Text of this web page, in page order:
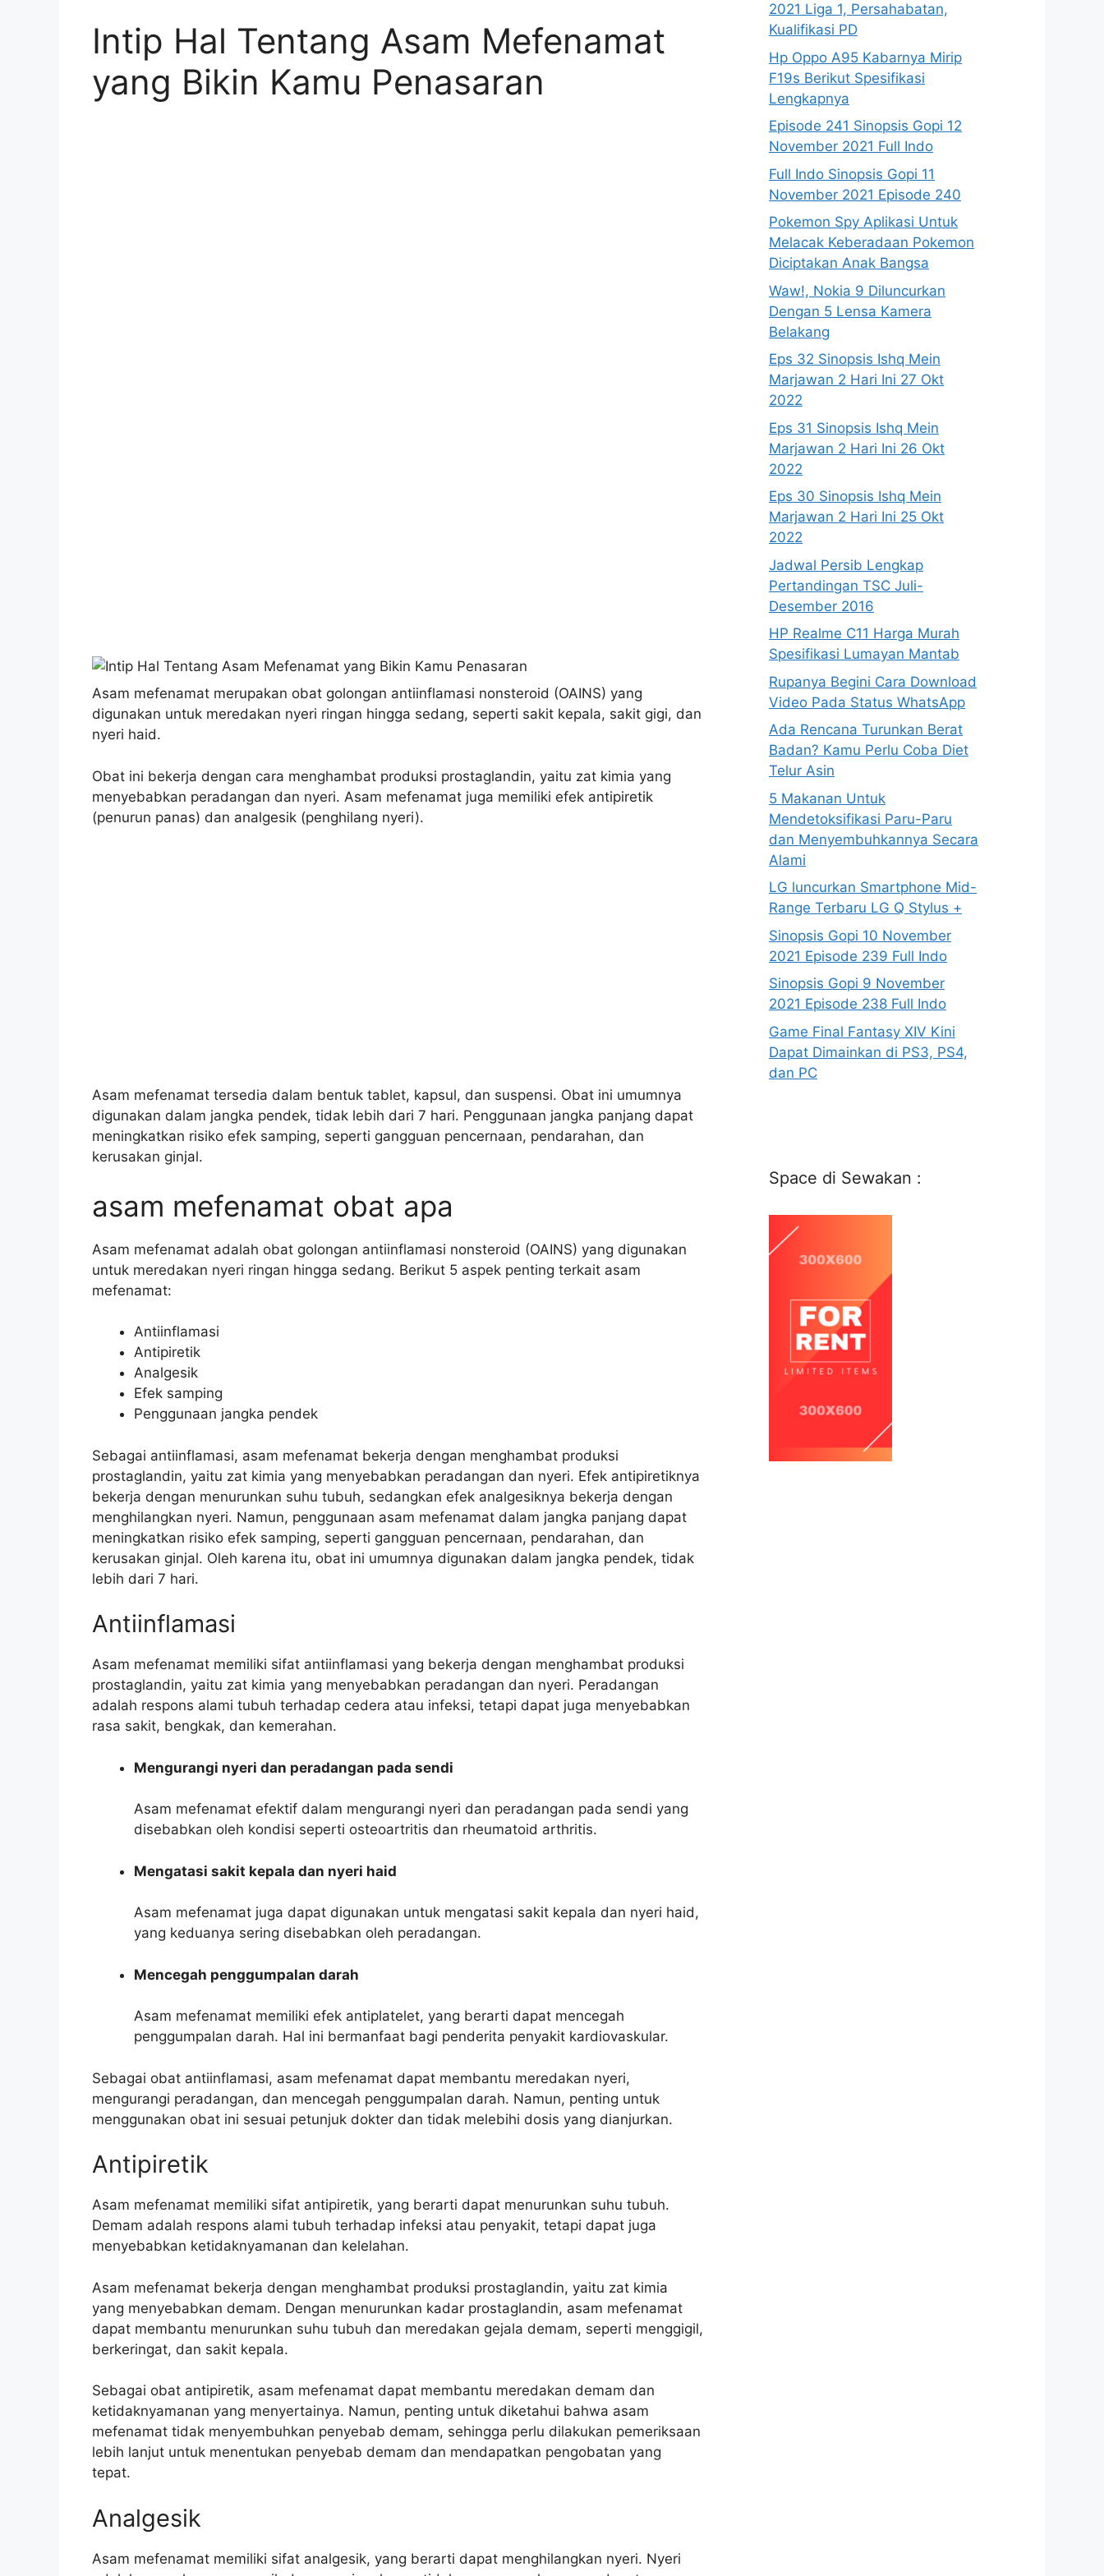
Intip Hal Tentang Asam Mefenamat
yang Bikin Kamu Penasaran
Asam mefenamat merupakan obat golongan antiinflamasi nonsteroid (OAINS) yang
digunakan untuk meredakan nyeri ringan hingga sedang, seperti sakit kepala, sakit gigi, dan
nyeri haid.
Obat ini bekerja dengan cara menghambat produksi prostaglandin, yaitu zat kimia yang
menyebabkan peradangan dan nyeri. Asam mefenamat juga memiliki efek antipiretik
(penurun panas) dan analgesik (penghilang nyeri).
Asam mefenamat tersedia dalam bentuk tablet, kapsul, dan suspensi. Obat ini umumnya
digunakan dalam jangka pendek, tidak lebih dari 7 hari. Penggunaan jangka panjang dapat
meningkatkan risiko efek samping, seperti gangguan pencernaan, pendarahan, dan
kerusakan ginjal.
asam mefenamat obat apa
Asam mefenamat adalah obat golongan antiinflamasi nonsteroid (OAINS) yang digunakan
untuk meredakan nyeri ringan hingga sedang. Berikut 5 aspek penting terkait asam
mefenamat:
Antiinflamasi
Antipiretik
Analgesik
Efek samping
Penggunaan jangka pendek
Sebagai antiinflamasi, asam mefenamat bekerja dengan menghambat produksi
prostaglandin, yaitu zat kimia yang menyebabkan peradangan dan nyeri. Efek antipiretiknya
bekerja dengan menurunkan suhu tubuh, sedangkan efek analgesiknya bekerja dengan
menghilangkan nyeri. Namun, penggunaan asam mefenamat dalam jangka panjang dapat
meningkatkan risiko efek samping, seperti gangguan pencernaan, pendarahan, dan
kerusakan ginjal. Oleh karena itu, obat ini umumnya digunakan dalam jangka pendek, tidak
lebih dari 7 hari.
Antiinflamasi
Asam mefenamat memiliki sifat antiinflamasi yang bekerja dengan menghambat produksi
prostaglandin, yaitu zat kimia yang menyebabkan peradangan dan nyeri. Peradangan
adalah respons alami tubuh terhadap cedera atau infeksi, tetapi dapat juga menyebabkan
rasa sakit, bengkak, dan kemerahan.
Mengurangi nyeri dan peradangan pada sendi
Asam mefenamat efektif dalam mengurangi nyeri dan peradangan pada sendi yang
disebabkan oleh kondisi seperti osteoartritis dan rheumatoid arthritis.
Mengatasi sakit kepala dan nyeri haid
Asam mefenamat juga dapat digunakan untuk mengatasi sakit kepala dan nyeri haid,
yang keduanya sering disebabkan oleh peradangan.
Mencegah penggumpalan darah
Asam mefenamat memiliki efek antiplatelet, yang berarti dapat mencegah
penggumpalan darah. Hal ini bermanfaat bagi penderita penyakit kardiovaskular.
Sebagai obat antiinflamasi, asam mefenamat dapat membantu meredakan nyeri,
mengurangi peradangan, dan mencegah penggumpalan darah. Namun, penting untuk
menggunakan obat ini sesuai petunjuk dokter dan tidak melebihi dosis yang dianjurkan.
Antipiretik
Asam mefenamat memiliki sifat antipiretik, yang berarti dapat menurunkan suhu tubuh.
Demam adalah respons alami tubuh terhadap infeksi atau penyakit, tetapi dapat juga
menyebabkan ketidaknyamanan dan kelelahan.
Asam mefenamat bekerja dengan menghambat produksi prostaglandin, yaitu zat kimia
yang menyebabkan demam. Dengan menurunkan kadar prostaglandin, asam mefenamat
dapat membantu menurunkan suhu tubuh dan meredakan gejala demam, seperti menggigil,
berkeringat, dan sakit kepala.
Sebagai obat antipiretik, asam mefenamat dapat membantu meredakan demam dan
ketidaknyamanan yang menyertainya. Namun, penting untuk diketahui bahwa asam
mefenamat tidak menyembuhkan penyebab demam, sehingga perlu dilakukan pemeriksaan
lebih lanjut untuk menentukan penyebab demam dan mendapatkan pengobatan yang
tepat.
Analgesik
Asam mefenamat memiliki sifat analgesik, yang berarti dapat menghilangkan nyeri. Nyeri
2021 Liga 1, Persahabatan,
Kualifikasi PD
Hp Oppo A95 Kabarnya Mirip
F19s Berikut Spesifikasi
Lengkapnya
Episode 241 Sinopsis Gopi 12
November 2021 Full Indo
Full Indo Sinopsis Gopi 11
November 2021 Episode 240
Pokemon Spy Aplikasi Untuk
Melacak Keberadaan Pokemon
Diciptakan Anak Bangsa
Waw!, Nokia 9 Diluncurkan
Dengan 5 Lensa Kamera
Belakang
Eps 32 Sinopsis Ishq Mein
Marjawan 2 Hari Ini 27 Okt
2022
Eps 31 Sinopsis Ishq Mein
Marjawan 2 Hari Ini 26 Okt
2022
Eps 30 Sinopsis Ishq Mein
Marjawan 2 Hari Ini 25 Okt
2022
Jadwal Persib Lengkap
Pertandingan TSC Juli-
Desember 2016
HP Realme C11 Harga Murah
Spesifikasi Lumayan Mantab
Rupanya Begini Cara Download
Video Pada Status WhatsApp
Ada Rencana Turunkan Berat
Badan? Kamu Perlu Coba Diet
Telur Asin
5 Makanan Untuk
Mendetoksifikasi Paru-Paru
dan Menyembuhkannya Secara
Alami
LG luncurkan Smartphone Mid-
Range Terbaru LG Q Stylus +
Sinopsis Gopi 10 November
2021 Episode 239 Full Indo
Sinopsis Gopi 9 November
2021 Episode 238 Full Indo
Game Final Fantasy XIV Kini
Dapat Dimainkan di PS3, PS4,
dan PC
Space di Sewakan :